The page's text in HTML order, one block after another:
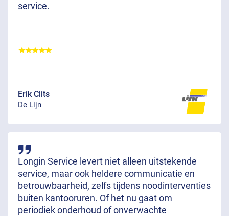
service.
Erik Clits
De Lijn
Longin Service levert niet alleen uitstekende
service, maar ook heldere communicatie en
betrouwbaarheid, zelfs tijdens noodinterventies
buiten kantooruren. Of het nu gaat om
periodiek onderhoud of onverwachte